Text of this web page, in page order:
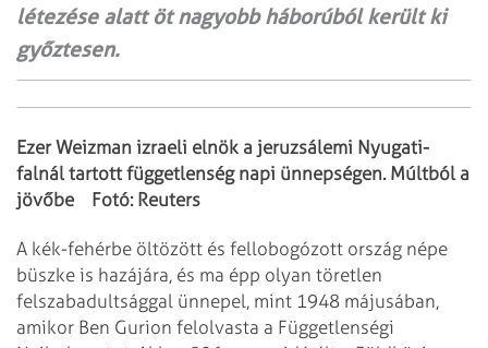
létezése alatt öt nagyobb háborúból került ki
győztesen.
Ezer Weizman izraeli elnök a jeruzsálemi Nyugati-
falnál tartott függetlenség napi ünnepségen. Múltból a
jövőbe Fotó: Reuters
A kék-fehérbe öltözött és fellobogózott ország népe
büszke is hazájára, és ma épp olyan töretlen
felszabadultsággal ünnepel, mint 1948 májusában,
amikor Ben Gurion felolvasta a Függetlenségi